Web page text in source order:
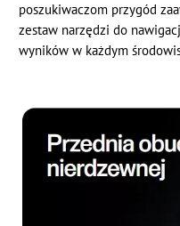
poszukiwaczom przygód
zestaw narzędzi do
wyników w każdym